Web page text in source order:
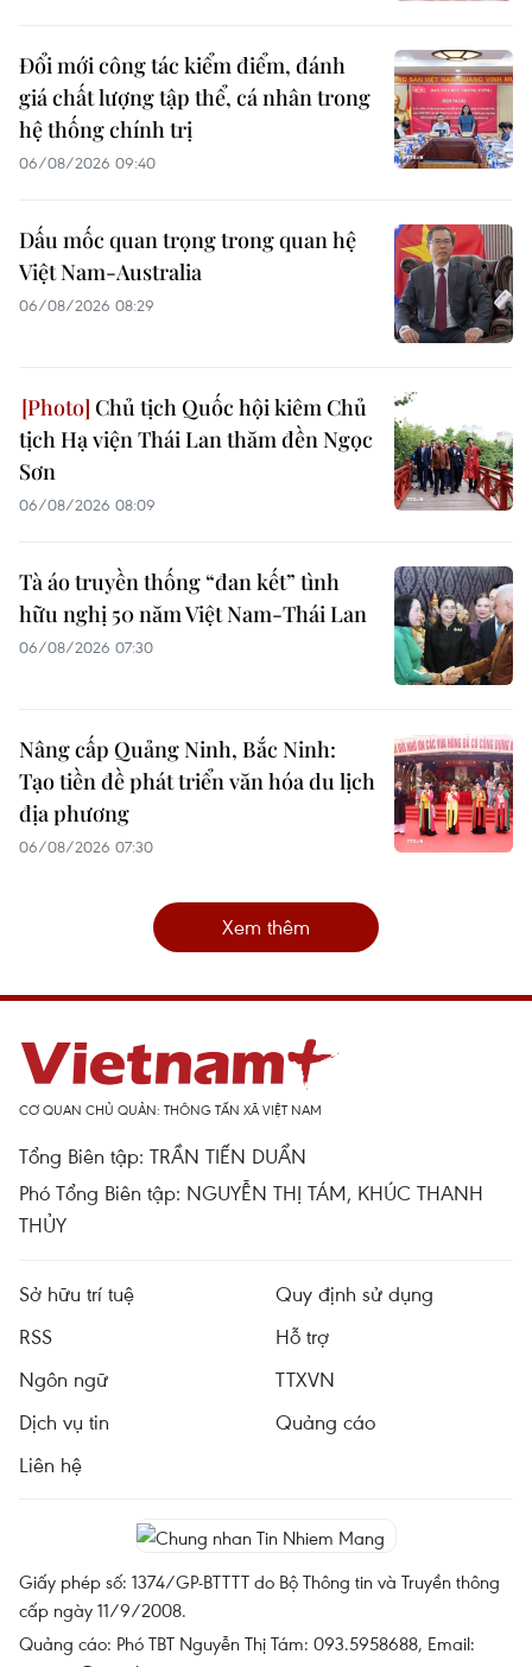
Đổi mới công tác kiểm điểm, đánh
giá chất lượng tập thể, cá nhân trong
hệ thống chính trị
06/08/2026 09:40
Dấu mốc quan trọng trong quan hệ
Việt Nam-Australia
06/08/2026 08:29
Chủ tịch Quốc hội kiêm Chủ
tịch Hạ viện Thái Lan thăm đền Ngọc
Sơn
06/08/2026 08:09
Tà áo truyền thống “đan kết” tình
hữu nghị 50 năm Việt Nam-Thái Lan
06/08/2026 07:30
Nâng cấp Quảng Ninh, Bắc Ninh:
Tạo tiền đề phát triển văn hóa du lịch
địa phương
06/08/2026 07:30
Xem thêm
CƠ QUAN CHỦ QUẢN: THÔNG TẤN XÃ VIỆT NAM
Tổng Biên tập: TRẦN TIẾN DUẨN
Phó Tổng Biên tập: NGUYỄN THỊ TÁM, KHÚC THANH
THỦY
Sở hữu trí tuệ
Quy định sử dụng
RSS
Hỗ trợ
Ngôn ngữ
TTXVN
Dịch vụ tin
Quảng cáo
Liên hệ
Giấy phép số: 1374/GP-BTTTT do Bộ Thông tin và Truyền thông
cấp ngày 11/9/2008.
Quảng cáo: Phó TBT Nguyễn Thị Tám: 093.5958688, Email: